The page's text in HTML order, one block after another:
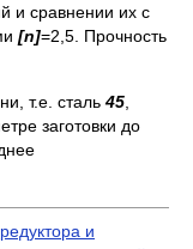
и сравнении их с
[n]=2,5. Прочность
т.е. сталь 45,
заготовки до
и